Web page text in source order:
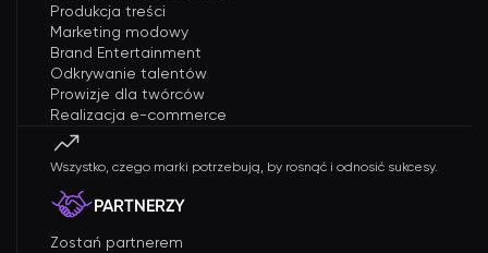
Produkcja treści
Marketing modowy
Brand Entertainment
Odkrywanie talentów
Prowizje dla twórców
Realizacja e-commerce
Wszystko, czego marki potrzebują, by rosnąć i odnosić sukcesy.
PARTNERZY
Zostań partnerem